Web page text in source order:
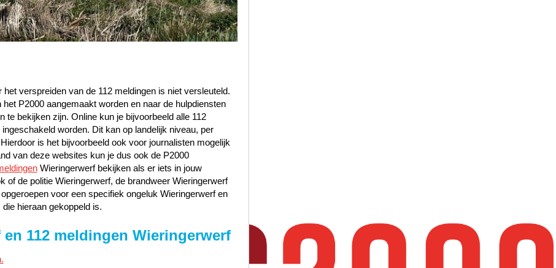
verspreiden van de 112 meldingen is niet versleuteld.
P2000 aangemaakt worden en naar de hulpdiensten
te bekijken zijn. Online kun je bijvoorbeeld alle 112
worden. Dit kan op landelijk niveau, per
is het bijvoorbeeld ook voor journalisten mogelijk
van deze websites kun je dus ook de P2000
Wieringerwerf bekijken als er iets in jouw
of de politie Wieringerwerf, de brandweer Wieringerwerf
voor een specifiek ongeluk Wieringerwerf en
hieraan gekoppeld is.
en 112 meldingen Wieringerwerf